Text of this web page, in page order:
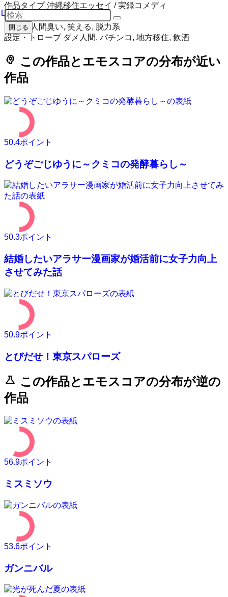
作品タイプ 沖縄移住エッセイ / 実録コメディ
作品区分
ムード 人間臭い, 笑える, 脱力系
設定・トロープ ダメ人間, パチンコ, 地方移住, 飲酒
psychology この作品とエモスコアの分布が近い
作品
50.4ポイント
どうぞごじゆうに～クミコの発酵暮らし～
50.3ポイント
結婚したいアラサー漫画家が婚活前に女子力向上
させてみた話
50.9ポイント
とびだせ！東京スパローズ
science この作品とエモスコアの分布が逆の
作品
56.9ポイント
ミスミソウ
53.6ポイント
ガンニバル
閉じる